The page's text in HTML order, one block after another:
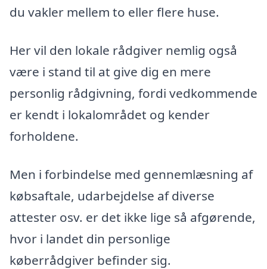
du vakler mellem to eller flere huse.
Her vil den lokale rådgiver nemlig også
være i stand til at give dig en mere
personlig rådgivning, fordi vedkommende
er kendt i lokalområdet og kender
forholdene.
Men i forbindelse med gennemlæsning af
købsaftale, udarbejdelse af diverse
attester osv. er det ikke lige så afgørende,
hvor i landet din personlige
køberrådgiver befinder sig.